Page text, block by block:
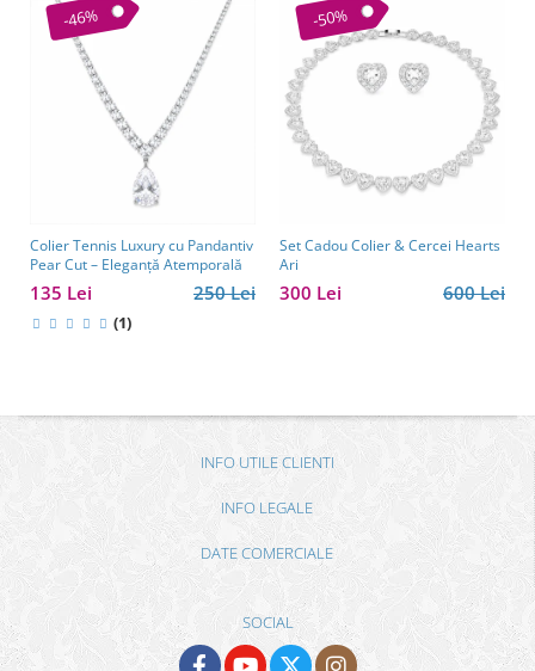
-46%
Colier Tennis Luxury cu Pandantiv
Pear Cut – Eleganță Atemporală
250 Lei
135 Lei
(1)
-50%
Set Cadou Colier & Cercei Hearts
Ari
600 Lei
300 Lei
INFO UTILE CLIENTI
INFO LEGALE
DATE COMERCIALE
SOCIAL